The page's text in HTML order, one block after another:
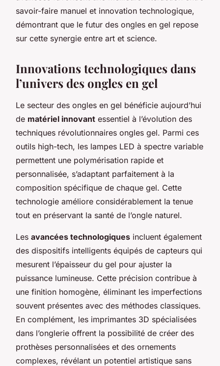
savoir-faire manuel et innovation technologique,
démontrant que le futur des ongles en gel repose
sur cette synergie entre art et science.
Innovations technologiques dans
l’univers des ongles en gel
Le secteur des ongles en gel bénéficie aujourd’hui
de matériel innovant essentiel à l’évolution des
techniques révolutionnaires ongles gel. Parmi ces
outils high-tech, les lampes LED à spectre variable
permettent une polymérisation rapide et
personnalisée, s’adaptant parfaitement à la
composition spécifique de chaque gel. Cette
technologie améliore considérablement la tenue
tout en préservant la santé de l’ongle naturel.
Les avancées technologiques incluent également
des dispositifs intelligents équipés de capteurs qui
mesurent l’épaisseur du gel pour ajuster la
puissance lumineuse. Cette précision contribue à
une finition homogène, éliminant les imperfections
souvent présentes avec des méthodes classiques.
En complément, les imprimantes 3D spécialisées
dans l’onglerie offrent la possibilité de créer des
prothèses personnalisées et des ornements
complexes, révélant un potentiel artistique sans